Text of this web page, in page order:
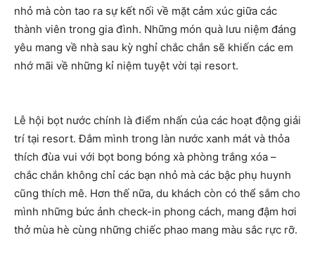
nhỏ mà còn tao ra sự kết nối về mặt cảm xúc giữa các
thành viên trong gia đình. Những món quà lưu niệm đáng
yêu mang về nhà sau kỳ nghỉ chắc chắn sẽ khiến các em
nhớ mãi về những kỉ niệm tuyệt vời tại resort.
Lễ hội bọt nước chính là điểm nhấn của các hoạt động giải
trí tại resort. Đắm mình trong làn nước xanh mát và thỏa
thích đùa vui với bọt bong bóng xà phòng trắng xóa –
chắc chắn không chỉ các bạn nhỏ mà các bậc phụ huynh
cũng thích mê. Hơn thế nữa, du khách còn có thể sắm cho
mình những bức ảnh check-in phong cách, mang đậm hơi
thở mùa hè cùng những chiếc phao mang màu sắc rực rỡ.​